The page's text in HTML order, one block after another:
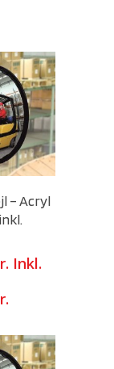
– Acryl
Inkl.